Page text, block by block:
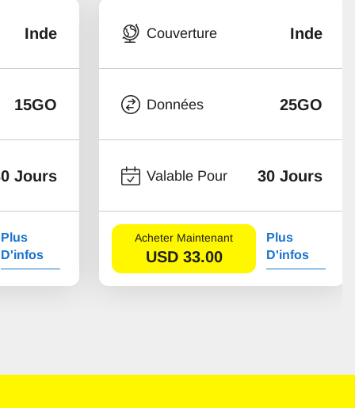
Inde
15GO
Jours
Plus
D'infos
Couverture Inde
Données 25GO
Valable Pour 30 Jours
Acheter Maintenant
USD 33.00
Plus
D'infos